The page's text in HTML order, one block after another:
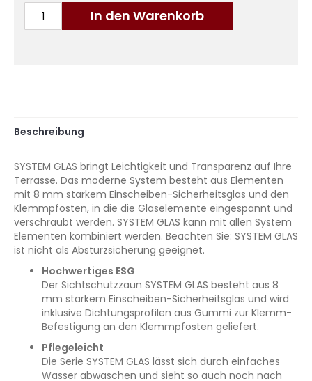
In den Warenkorb
Beschreibung
SYSTEM GLAS bringt Leichtigkeit und Transparenz auf Ihre
Terrasse. Das moderne System besteht aus Elementen
mit 8 mm starkem Einscheiben-Sicherheitsglas und den
Klemmpfosten, in die die Glaselemente eingespannt und
verschraubt werden. SYSTEM GLAS kann mit allen System
Elementen kombiniert werden. Beachten Sie: SYSTEM GLAS
ist nicht als Absturzsicherung geeignet.
Hochwertiges ESG
Der Sichtschutzzaun SYSTEM GLAS besteht aus 8
mm starkem Einscheiben-Sicherheitsglas und wird
inklusive Dichtungsprofilen aus Gummi zur Klemm-
Befestigung an den Klemmpfosten geliefert.
Pflegeleicht
Die Serie SYSTEM GLAS lässt sich durch einfaches
Wasser abwaschen und sieht so auch noch nach